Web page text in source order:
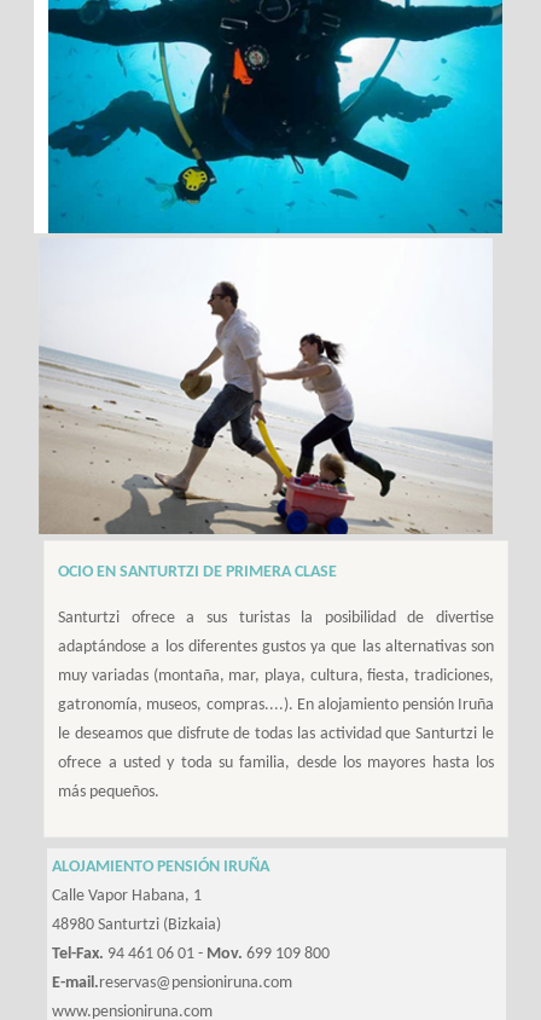
OCIO EN SANTURTZI DE PRIMERA CLASE
Santurtzi ofrece a sus turistas la posibilidad de divertise
adaptándose a los diferentes gustos ya que las alternativas son
muy variadas (montaña, mar, playa, cultura, fiesta, tradiciones,
gatronomía, museos, compras....). En alojamiento pensión Iruña
le deseamos que disfrute de todas las actividad que Santurtzi le
ofrece a usted y toda su familia, desde los mayores hasta los
más pequeños.
ALOJAMIENTO PENSIÓN IRUÑA
Calle Vapor Habana, 1
48980 Santurtzi (Bizkaia)
Tel-Fax. 94 461 06 01 - Mov. 699 109 800
E-mail.reservas@pensioniruna.com
www.pensioniruna.com